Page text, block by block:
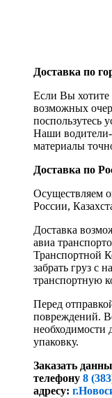
Доставка по
Если Вы хотите
возможных
поспользутесь
Наши водители-
материалы
Доставка по
Осуществляем
России,
Доставка
авиа
Транспортной
забрать груз с
транспортную
Перед
повреждений.
необходимости
упаковку.
Заказать
телефону 8
адресу: